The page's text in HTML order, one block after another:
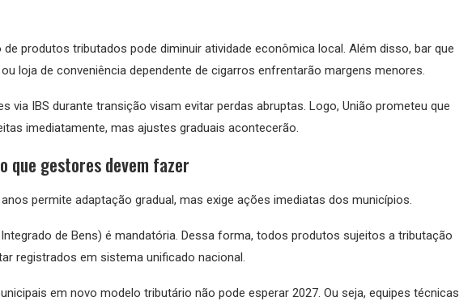
produtos tributados pode diminuir atividade econômica local. Além disso, bar que
loja de conveniência dependente de cigarros enfrentarão margens menores.
via IBS durante transição visam evitar perdas abruptas. Logo, União prometeu que
imediatamente, mas ajustes graduais acontecerão.
que gestores devem fazer
permite adaptação gradual, mas exige ações imediatas dos municípios.
de Bens) é mandatória. Dessa forma, todos produtos sujeitos a tributação
registrados em sistema unificado nacional.
em novo modelo tributário não pode esperar 2027. Ou seja, equipes técnicas